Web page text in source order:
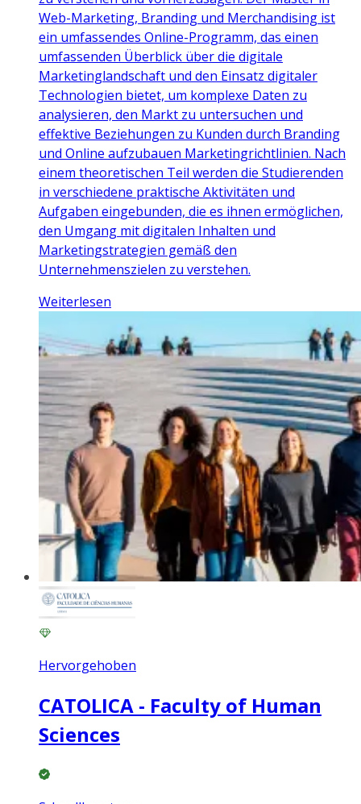
Web-Marketing, Branding und Merchandising ist
ein umfassendes Online-Programm, das einen
umfassenden Überblick über die digitale
Marketinglandschaft und den Einsatz digitaler
Technologien bietet, um komplexe Daten zu
analysieren, den Markt zu untersuchen und
effektive Beziehungen zu Kunden durch Branding
und Online aufzubauen Marketingrichtlinien. Nach
einem theoretischen Teil werden die Studierenden
in verschiedene praktische Aktivitäten und
Aufgaben eingebunden, die es ihnen ermöglichen,
den Umgang mit digitalen Inhalten und
Marketingstrategien gemäß den
Unternehmenszielen zu verstehen.
Weiterlesen
Hervorgehoben
CATOLICA - Faculty of Human
Sciences